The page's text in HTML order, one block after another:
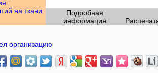
на ткани
Подробная
информация